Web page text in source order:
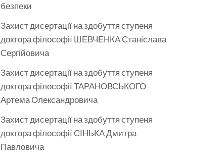
безпеки
Захист дисертації на здобуття ступеня
доктора філософії ШЕВЧЕНКА Станіслава
Сергійовича
Захист дисертації на здобуття ступеня
доктора філософії ТАРАНОВСЬКОГО
Артема Олександровича
Захист дисертації на здобуття ступеня
доктора філософії СІНЬКА Дмитра
Павловича